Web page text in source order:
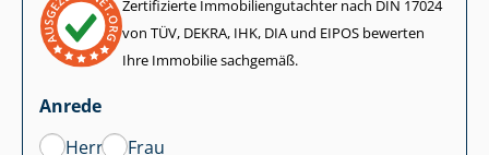
Zertifizierte Im­mo­bi­li­en­gut­ach­ter nach DIN 17024
von TÜV, DEKRA, IHK, DIA und EIPOS bewerten
Ihre Immobilie sachgemäß.
Anrede
Herr
Frau